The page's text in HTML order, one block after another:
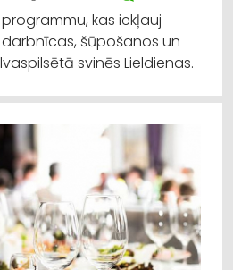
kas iekļauj
šūpošanos un
svinēs Lieldienas.